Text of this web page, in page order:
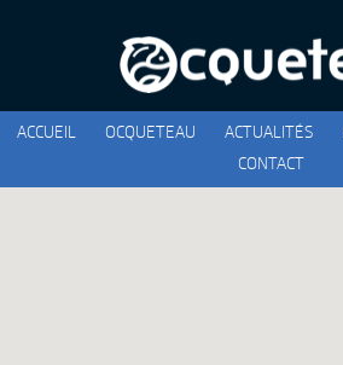
ACCUEIL OCQUETEAU ACTUALITÉS
CONTACT